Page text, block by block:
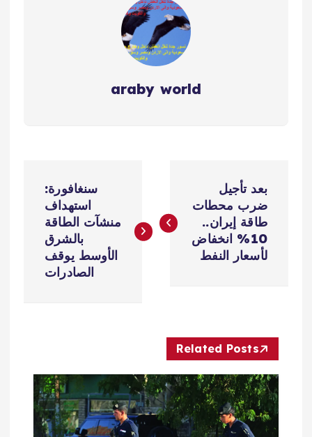
araby world
ص
م
ق
بعد تأجيل
ضرب محطات
طاقة إيران..
10% انخفاض
لأسعار النفط
سنغافورة:
استهداف
منشآت الطاقة
بالشرق
الأوسط يوقف
الصادرات
Related Posts